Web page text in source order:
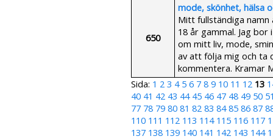
650
mode, skönhet, hälsa
Mitt fullständiga namn
18 år gammal. Jag
om mitt liv, mode,
av att följa mig och ta
kommentera. Kramar
Sida: 1 2 3 4 5 6 7 8 9 10 11 12 13
40 41 42 43 44 45 46 47 48 49 50
77 78 79 80 81 82 83 84 85 86 87
110 111 112 113 114 115 116 117
137 138 139 140 141 142 143 144